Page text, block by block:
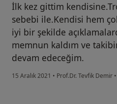
İlk kez gittim
sebebi ile.Kendisi hem
iyi bir şekilde
memnun kaldım ve
devam edeceğim.
15 Aralık 2021 • Prof.Dr. Tevfik Demir •